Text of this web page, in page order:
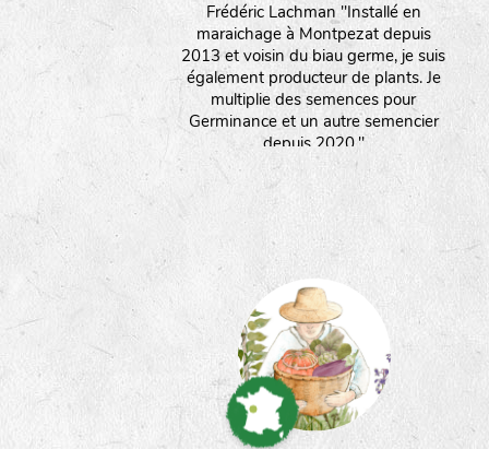
Frédéric Lachman "Installé en
maraichage à Montpezat depuis
2013 et voisin du biau germe, je suis
également producteur de plants. Je
multiplie des semences pour
Germinance et un autre semencier
depuis 2020."